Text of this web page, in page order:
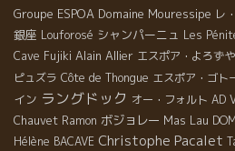
Groupe ESPOA Domaine Mouressipe レ
銀座 Louforosé シャンパーニュ Les
Cave Fujiki Alain Allier エスポア・よろず
ピュズラ Côte de Thongue エスポア・ゴト
イン ラングドック オー・フォルト AD
Chauvet Ramon ボジョレー Mas Lau
Hélène BACAVE Christophe Pacalet